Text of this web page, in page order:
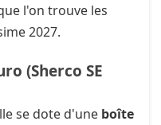
l'on trouve les
2027.
(Sherco SE
se dote d'une boîte